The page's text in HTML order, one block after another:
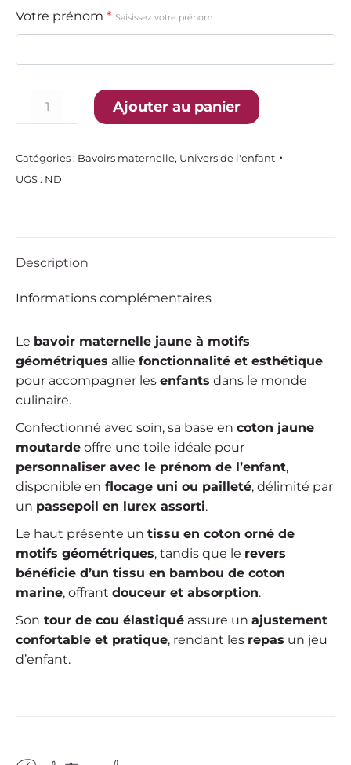
Votre prénom * Saisissez votre prénom
maternelle
jaune
-
Ajouter au panier
Catégories : Bavoirs maternelle, Univers de l'enfant
UGS : ND
Description
Informations complémentaires
Le bavoir maternelle jaune à motifs
géométriques allie fonctionnalité et esthétique
pour accompagner les enfants dans le monde
culinaire.
Confectionné avec soin, sa base en coton jaune
moutarde offre une toile idéale pour
personnaliser avec le prénom de l’enfant,
disponible en flocage uni ou pailleté, délimité par
un passepoil en lurex assorti.
Le haut présente un tissu en coton orné de
motifs géométriques, tandis que le revers
bénéficie d’un tissu en bambou de coton
marine, offrant douceur et absorption.
Son tour de cou élastiqué assure un ajustement
confortable et pratique, rendant les repas un jeu
d’enfant.